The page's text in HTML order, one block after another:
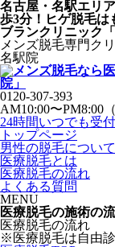
名古屋・名駅エリ
歩3分！ヒゲ脱毛は
ブランクリニック
メンズ脱毛専門ク
名駅院
0120-307-393
AM10:00〜PM8:00
24時間いつでも受付
トップページ
男性の脱毛について
医療脱毛とは
医療脱毛の流れ
よくある質問
MENU
医療脱毛の施術の
医療脱毛の流れ
※医療脱毛は自由診